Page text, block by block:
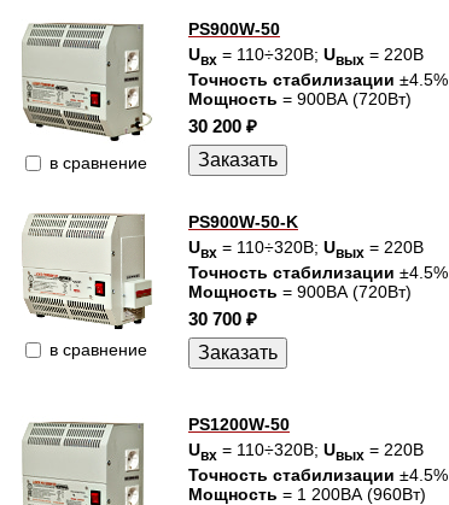
в сравнение
PS900W-50
Uвх = 110÷320В; Uвых = 220В
Точность стабилизации ±4.5%
Мощность = 900ВА (720Вт)
30 200 ₽
в сравнение
PS900W-50-K
Uвх = 110÷320В; Uвых = 220В
Точность стабилизации ±4.5%
Мощность = 900ВА (720Вт)
30 700 ₽
PS1200W-50
Uвх = 110÷320В; Uвых = 220В
Точность стабилизации ±4.5%
Мощность = 1 200ВА (960Вт)